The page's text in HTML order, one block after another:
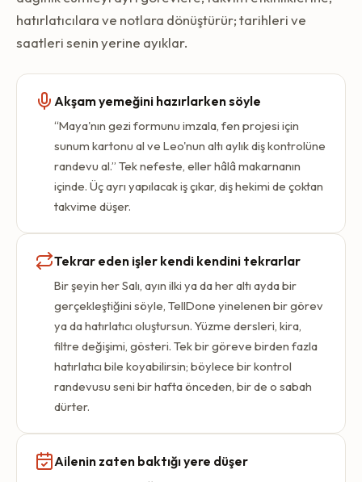
hatırlatıcılara ve notlara dönüştürür; tarihleri ve
saatleri senin yerine ayıklar.
Akşam yemeğini hazırlarken söyle
“Maya'nın gezi formunu imzala, fen projesi için
sunum kartonu al ve Leo'nun altı aylık diş kontrolüne
randevu al.” Tek nefeste, eller hâlâ makarnanın
içinde. Üç ayrı yapılacak iş çıkar, diş hekimi de çoktan
takvime düşer.
Tekrar eden işler kendi kendini tekrarlar
Bir şeyin her Salı, ayın ilki ya da her altı ayda bir
gerçekleştiğini söyle, TellDone yinelenen bir görev
ya da hatırlatıcı oluştursun. Yüzme dersleri, kira,
filtre değişimi, gösteri. Tek bir göreve birden fazla
hatırlatıcı bile koyabilirsin; böylece bir kontrol
randevusu seni bir hafta önceden, bir de o sabah
dürter.
Ailenin zaten baktığı yere düşer